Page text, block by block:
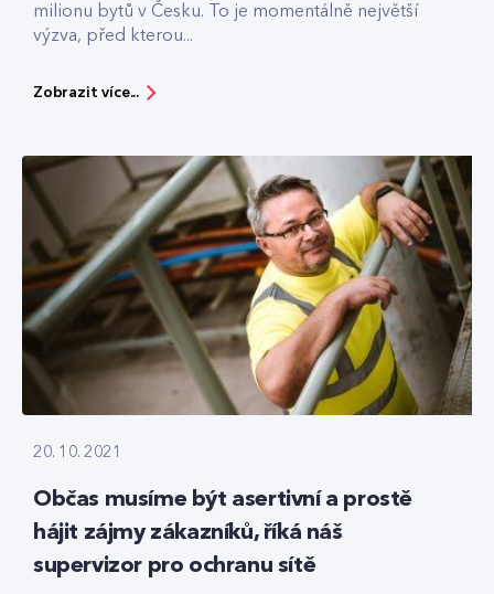
milionu bytů v Česku. To je momentálně největší
výzva, před kterou...
Zobrazit více...
20. 10. 2021
Občas musíme být asertivní a prostě
hájit zájmy zákazníků, říká náš
supervizor pro ochranu sítě